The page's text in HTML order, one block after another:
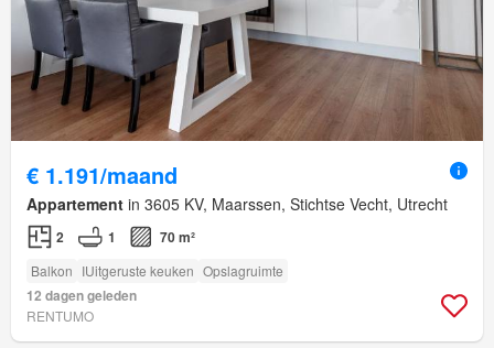
€ 1.191/maand
Appartement in 3605 KV, Maarssen, Stichtse Vecht, Utrecht
2 1 70 m²
Balkon IUitgeruste keuken Opslagruimte
12 dagen geleden
RENTUMO